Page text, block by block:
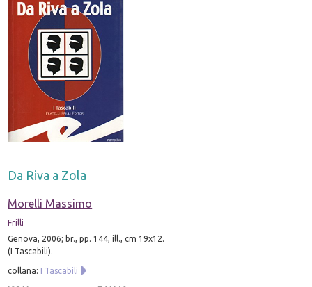
Da Riva a Zola
Morelli Massimo
Frilli
Genova, 2006; br., pp. 144, ill., cm 19x12.
(I Tascabili).
collana: I Tascabili